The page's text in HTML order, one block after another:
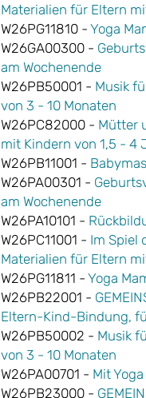
Materialien für Eltern
W26PG11810 - Yoga
W26GA00300 -
am Wochenende
W26PB50001 - Musik
von 3 - 10 Monaten
W26PC82000 - Mütter
mit Kindern von 1,5 - 4
W26PB11001 -
W26PA00301 -
am Wochenende
W26PA10101 -
W26PC11001 - Im Spiel
Materialien für Eltern
W26PG11811 - Yoga
W26PB22001 -
Eltern-Kind-Bindung,
W26PB50002 - Musik
von 3 - 10 Monaten
W26PA00701 - Mit
W26PB23000 -